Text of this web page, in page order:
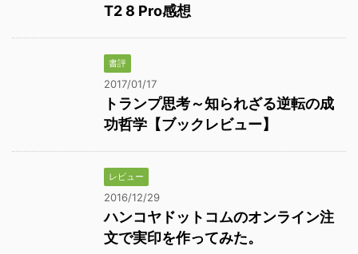
T2 8 Pro感想
書評
2017/01/17
トランプ思考～知られざる逆転の成
功哲学【ブックレビュー】
レビュー
2016/12/29
ハンコヤドットコムのオンライン注
文で実印を作ってみた。